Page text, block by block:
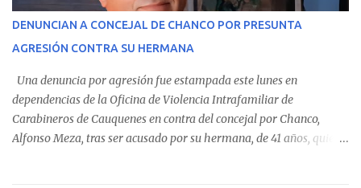
corresponde a un funcionario de la Municipalidad de Chanco,
detectaron incumplimientos a la normativa vigente. El informe
precisa que la mayor cantidad de dinero apostado se registró en
Talca, donde...
DENUNCIAN A CONCEJAL DE CHANCO POR PRESUNTA
AGRESIÓN CONTRA SU HERMANA
Una denuncia por agresión fue estampada este lunes en
dependencias de la Oficina de Violencia Intrafamiliar de
Carabineros de Cauquenes en contra del concejal por Chanco,
Alfonso Meza, tras ser acusado por su hermana, de 41 años, quien